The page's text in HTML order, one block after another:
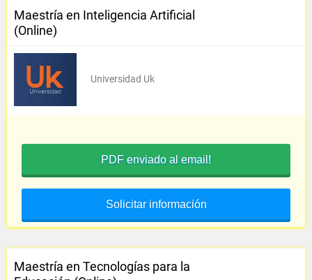
Maestría en Inteligencia Artificial
(Online)
Universidad Uk
PDF enviado al email!
Solicitar información
Maestría en Tecnologías para la